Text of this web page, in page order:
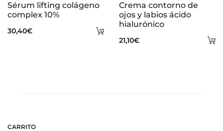
Añadir
Sérum lifting colágeno
complex 10%
30,40€
Crema contorno de
ojos y labios ácido
hialurónico
21,10€
CARRITO